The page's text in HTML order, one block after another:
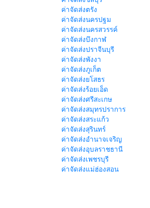
ค่าจัดส่งตรัง
ค่าจัดส่งนครปฐม
ค่าจัดส่งนครสวรรค์
ค่าจัดส่งบึงกาฬ
ค่าจัดส่งปราจีนบุรี
ค่าจัดส่งพังงา
ค่าจัดส่งภูเก็ต
ค่าจัดส่งยโสธร
ค่าจัดส่งร้อยเอ็ด
ค่าจัดส่งศรีสะเกษ
ค่าจัดส่งสมุทรปราการ
ค่าจัดส่งสระแก้ว
ค่าจัดส่งสุรินทร์
ค่าจัดส่งอำนาจเจริญ
ค่าจัดส่งอุบลราชธานี
ค่าจัดส่งเพชรบุรี
ค่าจัดส่งแม่ฮ่องสอน